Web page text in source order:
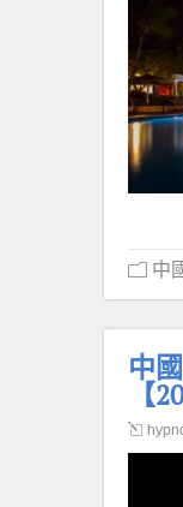
中
中
【